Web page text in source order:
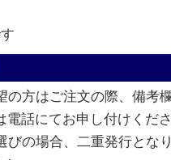
の方はご注文の際、備考
電話にてお申し付けくだ
びの場合、二重発行とな